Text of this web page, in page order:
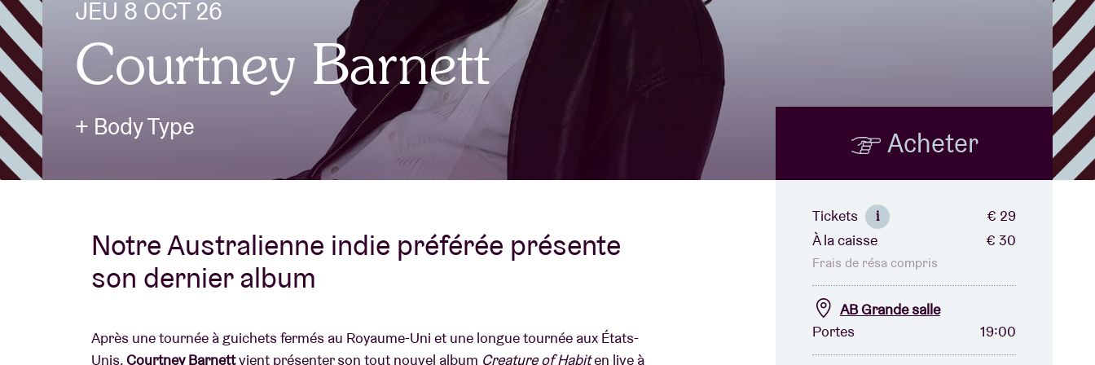
Infos visiteurs
AB ❤ you
À propos de l'AB
JEU 8 OCT 26
Courtney Barnett
+ Body Type
Notre Australienne indie préférée présente
son dernier album
Après une tournée à guichets fermés au Royaume-Uni et une longue tournée aux États-
Unis,Courtney Barnettvient présenter son tout nouvel album Creature of Habiten live à
Acheter
Tickets i
€ 29
À la caisse
€ 30
Frais de résa compris
AB Grande salle
Portes
19:00